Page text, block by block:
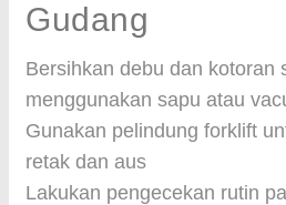
Gudang
Bersihkan debu dan kotoran
menggunakan sapu atau
Gunakan pelindung forklift
retak dan aus
Lakukan pengecekan rutin